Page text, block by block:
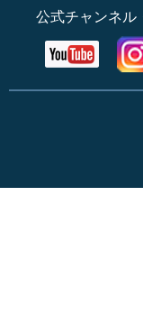
公式チャンネル